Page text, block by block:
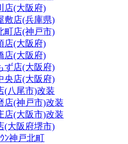
店(大阪府)
敷店(兵庫県)
町店(神戸市)
店(大阪府)
店(大阪府)
ず店(大阪府)
央店(大阪府)
(八尾市)改装
店(神戸市)改装
店(大阪市)改装
(大阪府堺市)
ﾝ神戸北町